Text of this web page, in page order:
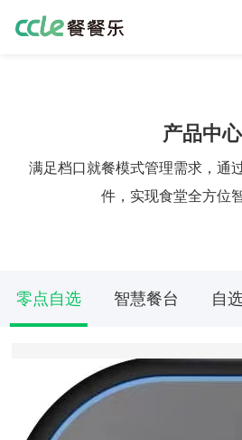
产品中心
满足档口就餐模式管理需求，通
件，实现食堂全方位
零点自选 智慧餐台 自